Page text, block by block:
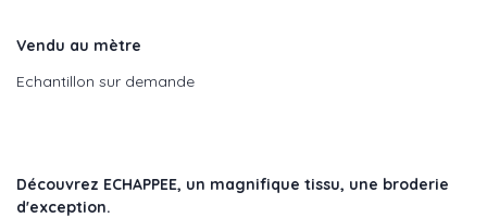
Vendu au mètre
Echantillon sur demande
Découvrez ECHAPPEE, un magnifique tissu, une broderie
d'exception.